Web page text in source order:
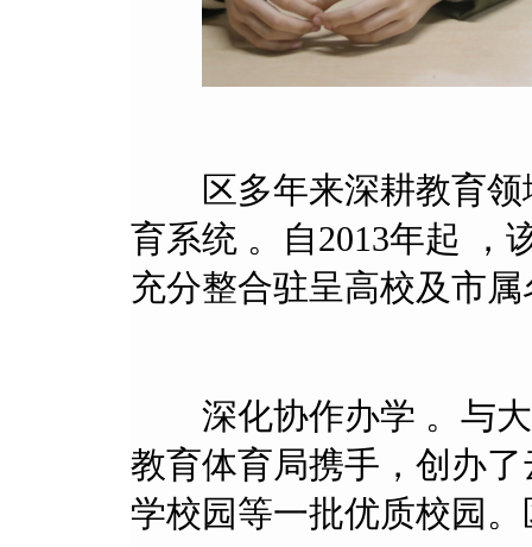
区多年来深耕教育领域
育系统 。自2013年起 
充分整合驻呈高校及市属
深化协作办学 。与大
教育体育局携手，创办
学校园等一批优质校园。